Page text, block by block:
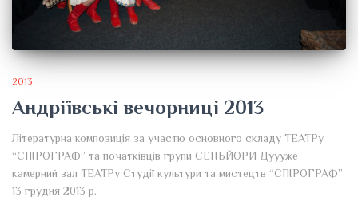
2013
Андріївські вечорниці 2013
Літературна композиція за участю основного складу ТЕАТРу
“СПІРОГРАФ” та початківців групи СЕНЬЙОРИ Дуууже
камерний зал ТЕАТРу Студії культури та мистецтв “СПІРОГРАФ”
13 грудня 2013 р.